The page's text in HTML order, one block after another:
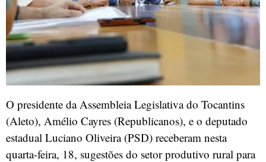
O presidente da Assembleia Legislativa do Tocantins
(Aleto), Amélio Cayres (Republicanos), e o deputado
estadual Luciano Oliveira (PSD) receberam nesta
quarta-feira, 18, sugestões do setor produtivo rural para